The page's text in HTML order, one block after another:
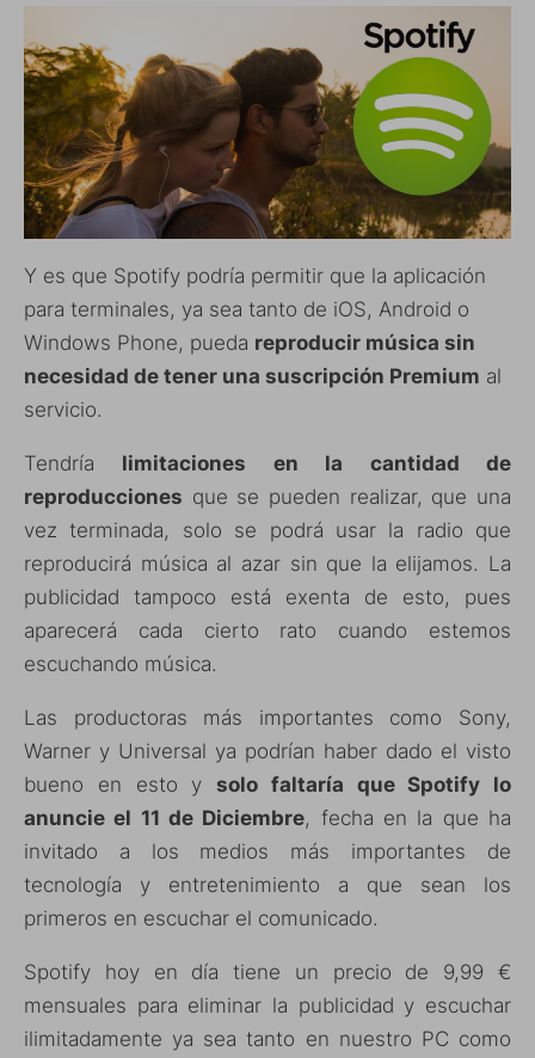
Y es que Spotify podría permitir que la aplicación
para terminales, ya sea tanto de iOS, Android o
Windows Phone, pueda reproducir música sin
necesidad de tener una suscripción Premium al
servicio.
Tendría limitaciones en la cantidad de
reproducciones que se pueden realizar, que una
vez terminada, solo se podrá usar la radio que
reproducirá música al azar sin que la elijamos. La
publicidad tampoco está exenta de esto, pues
aparecerá cada cierto rato cuando estemos
escuchando música.
Las productoras más importantes como Sony,
Warner y Universal ya podrían haber dado el visto
bueno en esto y solo faltaría que Spotify lo
anuncie el 11 de Diciembre, fecha en la que ha
invitado a los medios más importantes de
tecnología y entretenimiento a que sean los
primeros en escuchar el comunicado.
Spotify hoy en día tiene un precio de 9,99 €
mensuales para eliminar la publicidad y escuchar
ilimitadamente ya sea tanto en nuestro PC como